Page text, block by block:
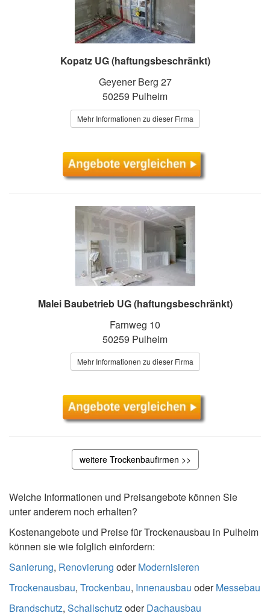
Kopatz UG (haftungsbeschränkt)
Geyener Berg 27
50259 Pulheim
Mehr Informationen zu dieser Firma
Malei Baubetrieb UG (haftungsbeschränkt)
Farnweg 10
50259 Pulheim
Mehr Informationen zu dieser Firma
weitere Trockenbaufirmen >>
Welche Informationen und Preisangebote können Sie
unter anderem noch erhalten?
Kostenangebote und Preise für Trockenausbau in Pulheim
können sie wie folglich einfordern:
Sanierung, Renovierung oderModernisieren
Trockenausbau, Trockenbau, Innenausbau oderMessebau
Brandschutz, SchallschutzoderDachausbau